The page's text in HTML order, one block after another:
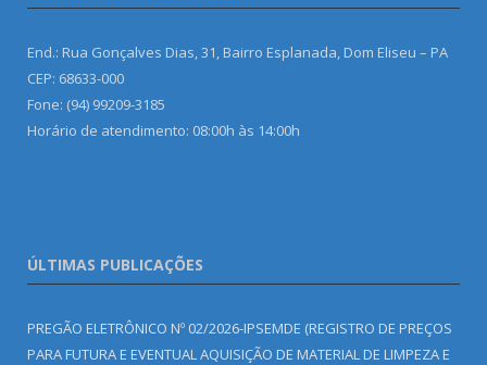
End.: Rua Gonçalves Dias, 31, Bairro Esplanada, Dom Eliseu – PA
CEP: 68633-000
Fone: (94) 99209-3185
Horário de atendimento: 08:00h às 14:00h
ÚLTIMAS PUBLICAÇÕES
PREGÃO ELETRÔNICO Nº 02/2026-IPSEMDE (REGISTRO DE PREÇOS
PARA FUTURA E EVENTUAL AQUISIÇÃO DE MATERIAL DE LIMPEZA E